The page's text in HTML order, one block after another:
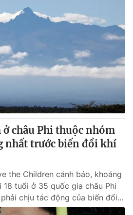
châu Phi thuộc nhóm
nhất trước biến đổi khí
the Children cảnh báo, khoảng
tuổi ở 35 quốc gia châu Phi
chịu tác động của biến đổi...